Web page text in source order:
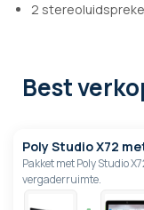
2
Best
Poly Studio X72
Pakket met Poly Studio
vergaderruimte.